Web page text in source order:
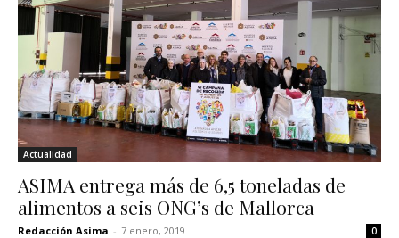
Actualidad
ASIMA entrega más de 6,5 toneladas de
alimentos a seis ONG’s de Mallorca
Redacción Asima - 7 enero, 2019 0